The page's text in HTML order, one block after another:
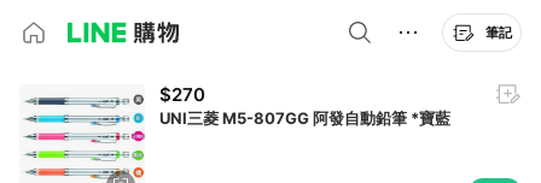
筆記
$270
UNI三菱 M5-807GG 阿發自動鉛筆 *寶藍